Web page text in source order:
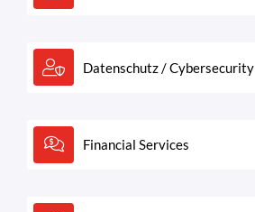
Datenschutz / Cybersecurity
Financial Services